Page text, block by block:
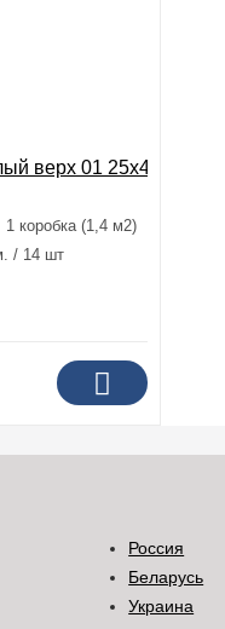
верх 01 25x40
1 коробка (1,4 м2)
/ 14 шт
(Шахтинская плитка)
Россия
Беларусь
Украина